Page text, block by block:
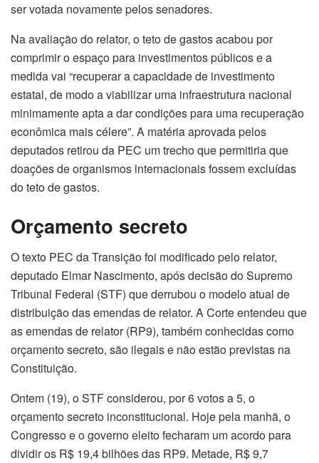
ser votada novamente pelos senadores.
Na avaliação do relator, o teto de gastos acabou por
comprimir o espaço para investimentos públicos e a
medida vai “recuperar a capacidade de investimento
estatal, de modo a viabilizar uma infraestrutura nacional
minimamente apta a dar condições para uma recuperação
econômica mais célere”. A matéria aprovada pelos
deputados retirou da PEC um trecho que permitiria que
doações de organismos internacionais fossem excluídas
do teto de gastos.
Orçamento secreto
O texto PEC da Transição foi modificado pelo relator,
deputado Elmar Nascimento, após decisão do Supremo
Tribunal Federal (STF) que derrubou o modelo atual de
distribuição das emendas de relator. A Corte entendeu que
as emendas de relator (RP9), também conhecidas como
orçamento secreto, são ilegais e não estão previstas na
Constituição.
Ontem (19), o STF considerou, por 6 votos a 5, o
orçamento secreto inconstitucional. Hoje pela manhã, o
Congresso e o governo eleito fecharam um acordo para
dividir os R$ 19,4 bilhões das RP9. Metade, R$ 9,7